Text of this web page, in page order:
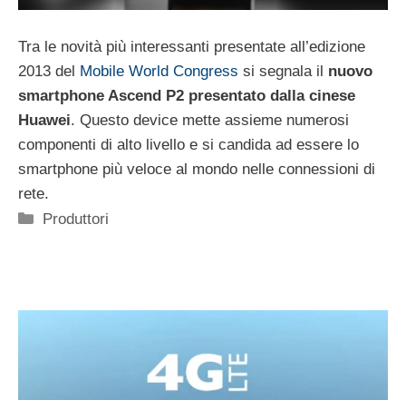
Tra le novità più interessanti presentate all’edizione
2013 del Mobile World Congress si segnala il nuovo
smartphone Ascend P2 presentato dalla cinese
Huawei. Questo device mette assieme numerosi
componenti di alto livello e si candida ad essere lo
smartphone più veloce al mondo nelle connessioni di
rete.
Categorie
Produttori